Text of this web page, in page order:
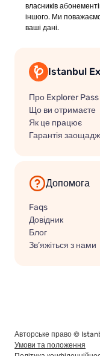
власників
іншого. Ми
ваші дані.
Istanbul
Про Explorer Pass
Що ви отримаєте
Як це працює
Гарантія
Допомога
Faqs
Довідник
Блог
Зв’яжіться з нами
Авторське право ©
Умови та положення